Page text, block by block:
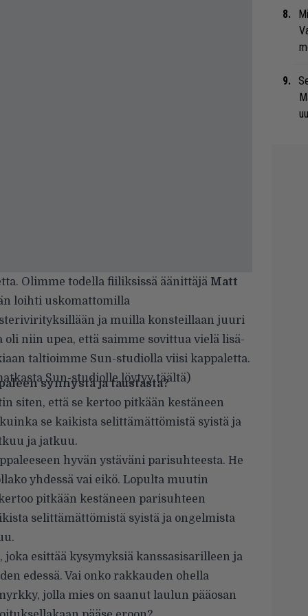
Olimme todella fiiliksissä äänittäjä Matt
loihti uskomattomilla
ja muilla konsteillaan juuri
niin upea, että saimme sovittua vielä lisä-
taltioimme Sun-studiolla viisi kappaletta.
Sun-studiollelöytyy täältä)
synnystä ja taustasta?
siten, että se kertoo pitkään kestäneen
se kaikista selittämättömistä syistä ja
ja jatkuu.
hyvän ystäväni parisuhteesta. He
yhdessä vai eikö. Lopulta muutin
pitkään kestäneen parisuhteen
selittämättömistä syistä ja ongelmista
esittää kysymyksiä kanssasisarilleen ja
edessä. Vai onko rakkauden ohella
jolla mies on saanut laulun pääosan